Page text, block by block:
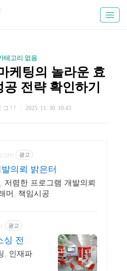
테고리 없음
케팅의 놀라운 효
전략 확인하기
그 ! ! 2025. 11. 30. 10:43
광고
의뢰 밝은터
저렴한 프로그램 개발의뢰
머, 책임시공
광고
전문
, 인재파